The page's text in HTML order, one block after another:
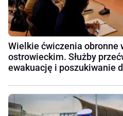
Wielkie ćwiczenia obronne
ostrowieckim. Służby
ewakuację i poszukiwanie